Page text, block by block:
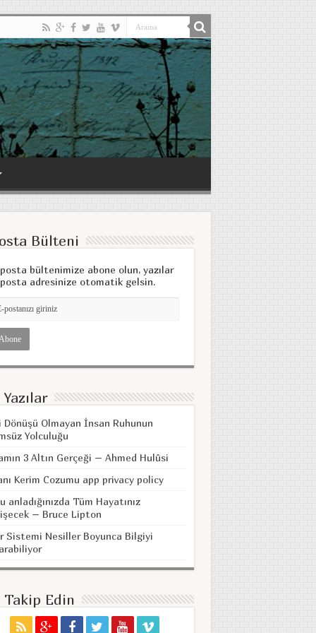
Bülteni
bültenimize abone olun, yazılar
adresinize otomatik gelsin.
Dönüşü Olmayan İnsan Ruhunun
Yolculuğu
3 Altın Gerçeği – Ahmed Hulûsi
Kerim Cozumu app privacy policy
anladığınızda Tüm Hayatınız
– Bruce Lipton
Sistemi Nesiller Boyunca Bilgiyi
Takip Edin